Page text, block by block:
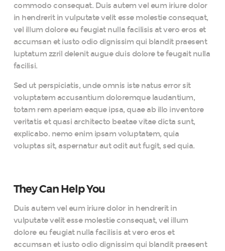
commodo consequat. Duis autem vel eum iriure dolor
in hendrerit in vulputate velit esse molestie consequat,
vel illum dolore eu feugiat nulla facilisis at vero eros et
accumsan et iusto odio dignissim qui blandit praesent
luptatum zzril delenit augue duis dolore te feugait nulla
facilisi.
Sed ut perspiciatis, unde omnis iste natus error sit
voluptatem accusantium doloremque laudantium,
totam rem aperiam eaque ipsa, quae ab illo inventore
veritatis et quasi architecto beatae vitae dicta sunt,
explicabo. nemo enim ipsam voluptatem, quia
voluptas sit, aspernatur aut odit aut fugit, sed quia.
They Can Help You
Duis autem vel eum iriure dolor in hendrerit in
vulputate velit esse molestie consequat, vel illum
dolore eu feugiat nulla facilisis at vero eros et
accumsan et iusto odio dignissim qui blandit praesent